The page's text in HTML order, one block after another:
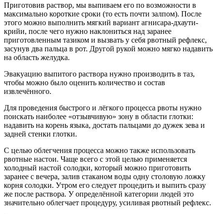
Приготовив раствор, мы выпиваем его по возможности в
максимально короткие сроки (то есть почти залпом). После
этого можно выполнить мягкий вариант агнисара-дхаути-
крийи, после чего нужно наклониться над заранее
приготовленным тазиком и вызвать у себя рвотный рефлекс,
засунув два пальца в рот. Другой рукой можно мягко надавить
на область желудка.
Эвакуацию выпитого раствора нужно производить в таз,
чтобы можно было оценить количество и состав
извлечённого.
Для проведения быстрого и лёгкого процесса рвоты нужно
поискать наиболее «отзывчивую» зону в области глотки:
надавить на корень языка, достать пальцами до дужек зева и
задней стенки глотки.
С целью облегчения процесса можно также использовать
рвотные настои. Чаще всего с этой целью применяется
холодный настой солодки, который можно приготовить
заранее с вечера, залив стаканом воды одну столовую ложку
корня солодки. Утром его следует процедить и выпить сразу
же после раствора. У определённой категории людей это
значительно облегчает процедуру, усиливая рвотный рефлекс.